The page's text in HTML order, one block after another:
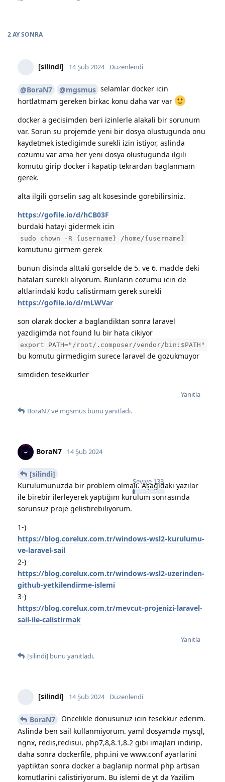
2 AYSONRA
[silindi] 14 Şub 2024 Düzenlendi
@BoraN7 @mgsmus selamlar docker icin
hortlatmam gereken birkac konu daha var var
docker a gecisimden beri izinlerle alakali bir sorunum
var. Sorun su projemde yeni bir dosya olustugunda onu
kaydetmek istedigimde surekli izin istiyor, aslinda
cozumu var ama her yeni dosya olustugunda ilgili
komutu girip docker i kapatip tekrardan baglanmam
gerek.
alta ilgili gorselin sag alt kosesinde gorebilirsiniz.
https://gofile.io/d/hCB03F
burdaki hatayi gidermek icin
sudo chown -R {username} /home/{username}
komutunu girmem gerek
bunun disinda alttaki gorselde de 5. ve 6. madde deki
hatalari surekli aliyorum. Bunlarin cozumu icin de
altlarindaki kodu calistirmam gerek surekli
https://gofile.io/d/mLWVar
son olarak docker a baglandiktan sonra laravel
yazdigimda not found lu bir hata cikiyor
export PATH="/root/.composer/vendor/bin:$PATH"
bu komutu girmedigim surece laravel de gozukmuyor
simdiden tesekkurler
Yanıtla
BoraN7ve mgsmus bunu yanıtladı.
BoraN7
Seviye 133
14 Şub 2024
[silindi]
Kurulumunuzda bir problem olmalı. Aşağıdaki yazılar
ile birebir ilerleyerek yaptığım kurulum sonrasında
sorunsuz proje gelistirebiliyorum.
1-)
https://blog.corelux.com.tr/windows-wsl2-kurulumu-
ve-laravel-sail
2-)
https://blog.corelux.com.tr/windows-wsl2-uzerinden-
github-yetkilendirme-islemi
3-)
https://blog.corelux.com.tr/mevcut-projenizi-laravel-
sail-ile-calistirmak
Yanıtla
[silindi] bunu yanıtladı.
[silindi] 14 Şub 2024 Düzenlendi
BoraN7
Oncelikle donusunuz icin tesekkur ederim.
Aslinda ben sail kullanmiyorum. yaml dosyamda mysql,
ngnx, redis,redisui, php7,8,8.1,8.2 gibi imajlari indirip,
daha sonra dockerfile, php.ini ve www.conf ayarlarini
yaptiktan sonra docker a baglanip normal php artisan
komutlarini calistiriyorum. Bu islemi de yt da Yazilim